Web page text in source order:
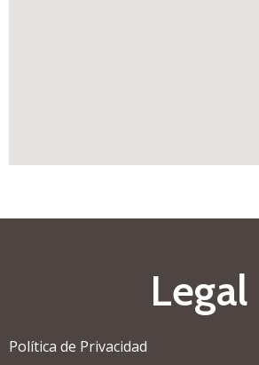
Legal
Política de Privacidad